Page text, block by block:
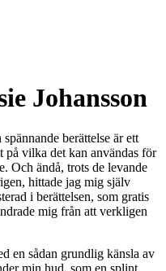
Johansson
berättelse är ett
på vilka det kan användas för
Och ändå, trots de levande
hittade jag mig själv
i berättelsen, som gratis
mig från att verkligen
en sådan grundlig känsla av
min hud, som en splint